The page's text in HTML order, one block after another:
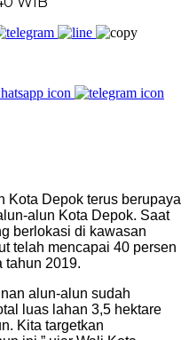
Kota Depok terus berupaya
alun Kota Depok. Saat
berlokasi di kawasan
telah mencapai 40 persen
tahun 2019.
alun-alun sudah
luas lahan 3,5 hektare
Kita targetkan